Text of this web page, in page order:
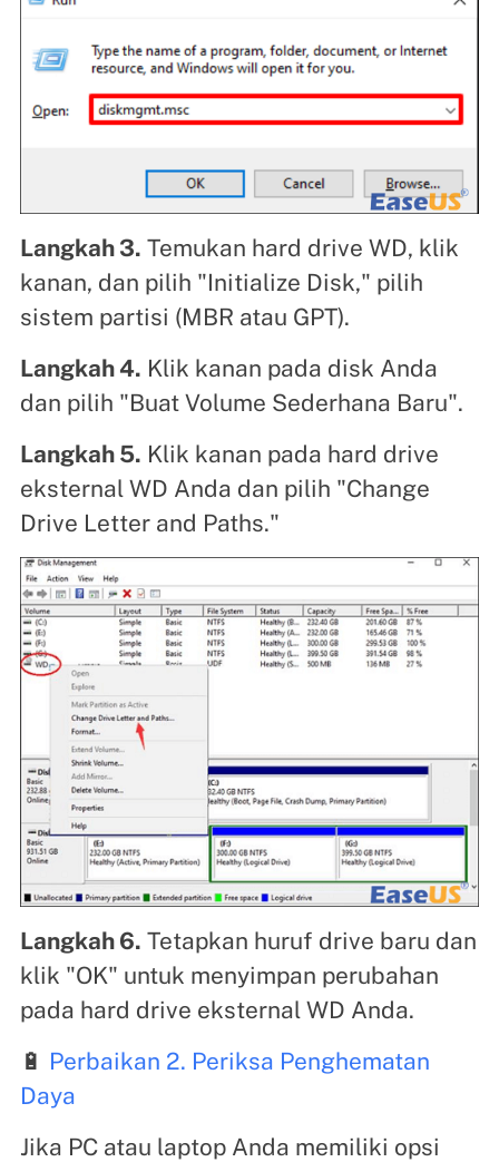
Langkah 3. Temukan hard drive WD, klik
kanan, dan pilih "Initialize Disk," pilih
sistem partisi (MBR atau GPT).
Langkah 4. Klik kanan pada disk Anda
dan pilih "Buat Volume Sederhana Baru".
Langkah 5. Klik kanan pada hard drive
eksternal WD Anda dan pilih "Change
Drive Letter and Paths."
Langkah 6. Tetapkan huruf drive baru dan
klik "OK" untuk menyimpan perubahan
pada hard drive eksternal WD Anda.
🔋 Perbaikan 2. Periksa Penghematan
Daya
Jika PC atau laptop Anda memiliki opsi